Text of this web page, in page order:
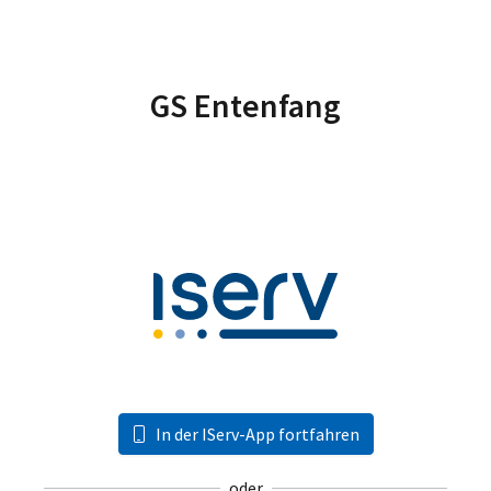
GS Entenfang
In der IServ-App fortfahren